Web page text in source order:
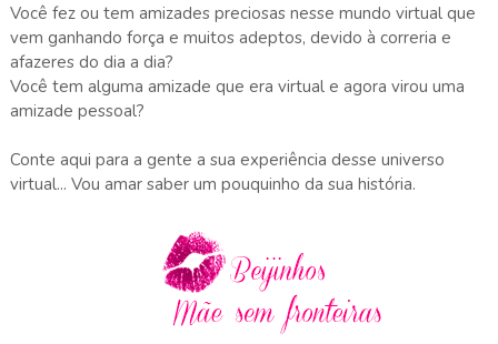
Você fez ou tem amizades preciosas nesse mundo virtual que
vem ganhando força e muitos adeptos, devido à correria e
afazeres do dia a dia?
Você tem alguma amizade que era virtual e agora virou uma
amizade pessoal?
Conte aqui para a gente a sua experiência desse universo
virtual... Vou amar saber um pouquinho da sua história.